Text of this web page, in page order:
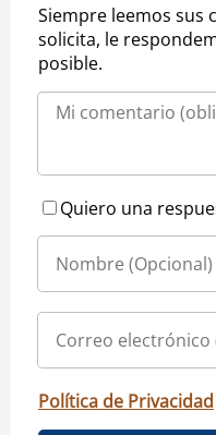
Siempre leemos sus
solicita, le
posible.
Quiero una
Política de Privacidad